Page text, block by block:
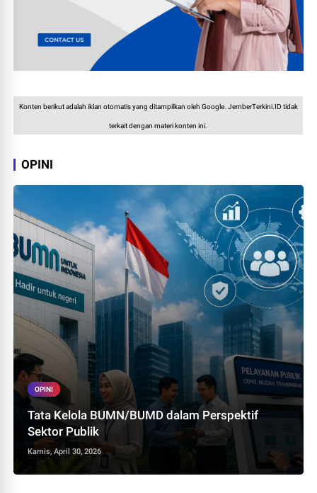
Konten berikut adalah iklan otomatis yang ditampilkan oleh Google. JemberTerkini.ID tidak
terkait dengan materi konten ini.
OPINI
OPINI
Tata Kelola BUMN/BUMD dalam Perspektif
Sektor Publik
Kamis, April 30, 2026